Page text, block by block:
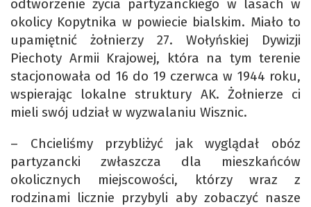
odtworzenie życia partyzanckiego w lasach w
okolicy Kopytnika w powiecie bialskim. Miało to
upamiętnić żołnierzy 27. Wołyńskiej Dywizji
Piechoty Armii Krajowej, która na tym terenie
stacjonowała od 16 do 19 czerwca w 1944 roku,
wspierając lokalne struktury AK. Żołnierze ci
mieli swój udział w wyzwalaniu Wisznic.
– Chcieliśmy przybliżyć jak wyglądał obóz
partyzancki zwłaszcza dla mieszkańców
okolicznych miejscowości, którzy wraz z
rodzinami licznie przybyli aby zobaczyć nasze